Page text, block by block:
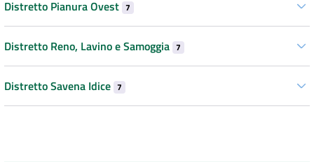
Distretto Pianura Ovest 7
Distretto Reno, Lavino e Samoggia 7
Distretto Savena Idice 7